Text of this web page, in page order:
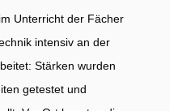
Unterricht der Fächer
intensiv an der
Stärken wurden
getestet und